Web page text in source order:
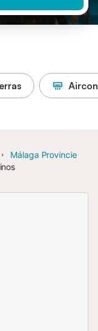
Málaga Provincie